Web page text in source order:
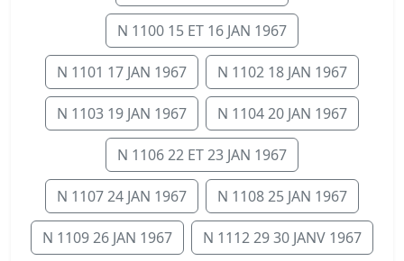
N 1100 15 ET 16 JAN 1967
N 1101 17 JAN 1967 N 1102 18 JAN 1967
N 1103 19 JAN 1967 N 1104 20 JAN 1967
N 1106 22 ET 23 JAN 1967
N 1107 24 JAN 1967 N 1108 25 JAN 1967
N 1109 26 JAN 1967 N 1112 29 30 JANV 1967